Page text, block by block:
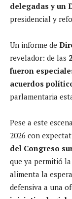
delegadas y un
presidencial y
Un informe de
revelador: de las
fueron
acuerdos
parlamentaria
Pese a este
2026 con
del Congreso
que ya permitió
alimenta la
defensiva a una